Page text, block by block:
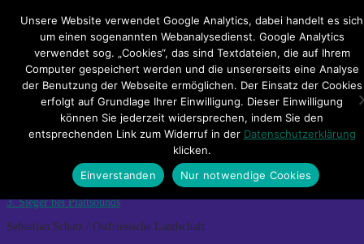
Impressum Datenschutzerklärung
Teilnahmebedingungen
Sitemap
Kontakt
Plattsounds_Dirty-Dip-Schatz
Plattsounds_Dirty-Dip-Schatz
Sebastian Schatz / Ostfriesische Landschaft
Hauptmenü
Unsere Website verwendet Google Analytics, dabei handelt es sich
um einen sogenannten Webanalysedienst. Google Analytics
verwendet sog. „Cookies“, das sind Textdateien, die auf Ihrem
Computer gespeichert werden und die unsererseits eine Analyse
der Benutzung der Webseite ermöglichen. Der Einsatz der Cookies
erfolgt auf Grundlage Ihrer Einwilligung. Dieser Einwilligung
können Sie jederzeit widersprechen, indem Sie den
entsprechenden Link zum Widerruf in der Datenschutzerklärung
klicken.
Einverstanden
Nur notwendige Cookies